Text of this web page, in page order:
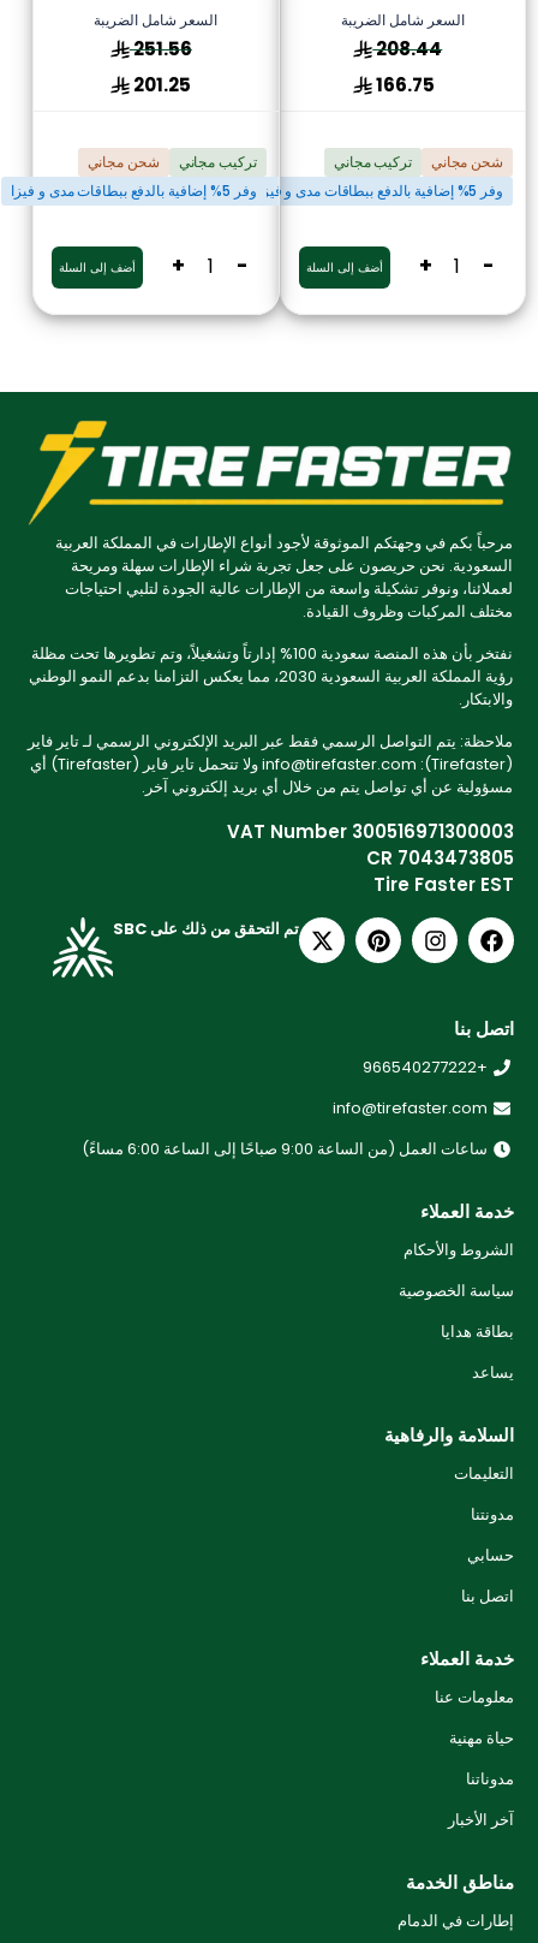
السعر شامل الضريبة
208.44
166.75
شحن مجاني
تركيب مجاني
وفر 5% إضافية بالدفع ببطاقات مدى و فيزا
-
+ أضف إلى السلة
السعر شامل الضريبة
251.56
201.25
تركيب مجاني
شحن مجاني
وفر 5% إضافية بالدفع ببطاقات مدى و فيزا
-
+ أضف إلى السلة
مرحباً بكم في وجهتكم الموثوقة لأجود أنواع الإطارات في المملكة العربية
السعودية. نحن حريصون على جعل تجربة شراء الإطارات سهلة ومريحة
لعملائنا، ونوفر تشكيلة واسعة من الإطارات عالية الجودة لتلبي احتياجات
مختلف المركبات وظروف القيادة.
نفتخر بأن هذه المنصة سعودية 100% إدارتاً وتشغيلاً، وتم تطويرها تحت مظلة
رؤية المملكة العربية السعودية 2030، مما يعكس التزامنا بدعم النمو الوطني
والابتكار.
ملاحظة: يتم التواصل الرسمي فقط عبر البريد الإلكتروني الرسمي لـ تاير فاير
(Tirefaster): info@tirefaster.com ولا تتحمل تاير فاير (Tirefaster) أي
مسؤولية عن أي تواصل يتم من خلال أي بريد إلكتروني آخر.
VAT Number 300516971300003
CR 7043473805
Tire Faster EST
تم التحقق من ذلك على SBC
اتصل بنا
+966540277222
info@tirefaster.com
ساعات العمل (من الساعة 9:00 صباحًا إلى الساعة 6:00 مساءً)
خدمة العملاء
الشروط والأحكام
سياسة الخصوصية
بطاقة هدايا
يساعد
السلامة والرفاهية
التعليمات
مدونتنا
حسابي
اتصل بنا
خدمة العملاء
معلومات عنا
حياة مهنية
مدوناتنا
آخر الأخبار
مناطق الخدمة
إطارات في الدمام